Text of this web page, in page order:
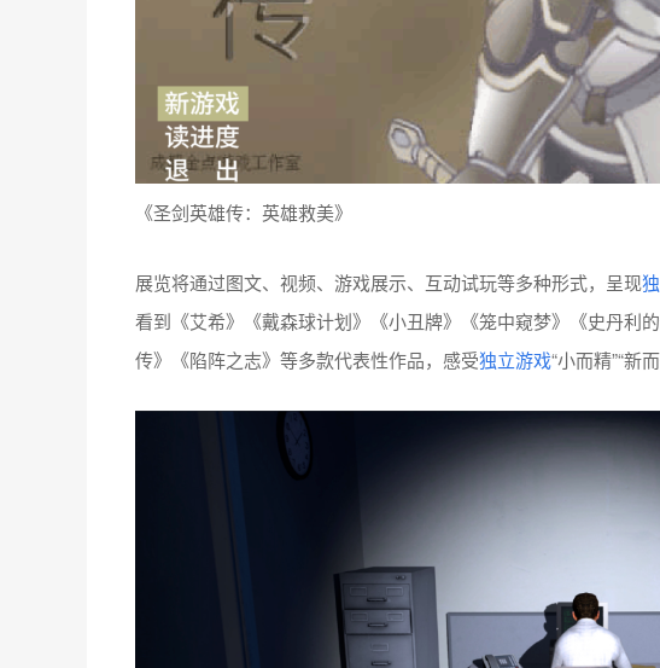
《圣剑英雄传：英雄救美》
展览将通过图文、视频、游戏展示、互动试玩等多种形式，呈现
看到《艾希》《戴森球计划》
《小丑牌》 《笼中窥梦》《史丹利
传》《陷阵之志》等多款代表性作品，感受独立游戏“小而精”“新